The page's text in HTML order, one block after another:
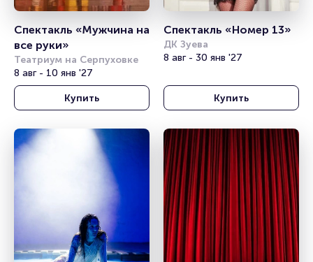
Спектакль «Мужчина на
все руки»
Театриум на Серпуховке
8 авг - 10 янв '27
Купить
Спектакль «Номер 13»
ДК Зуева
8 авг - 30 янв '27
Купить